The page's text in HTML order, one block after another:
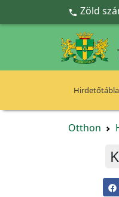
Ugrás a fő tartalomra
 Zöld
Hirdetőtábla
Otthon